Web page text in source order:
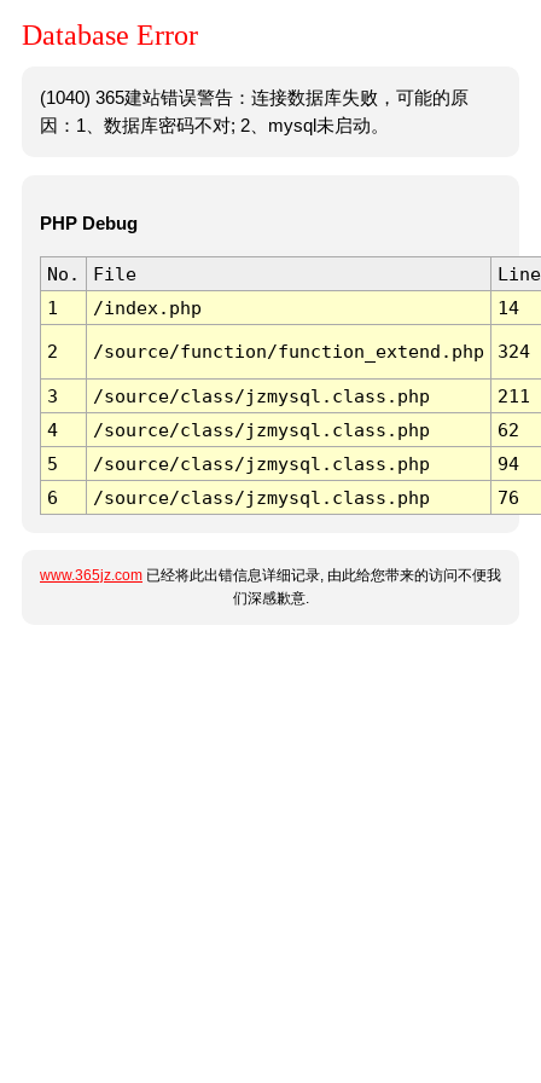
Database Error
(1040) 365建站错误警告：连接数据库失败，可能的原
因：1、数据库密码不对; 2、mysql未启动。
PHP Debug
No. File
Line
1
/index.php 14
2 /source/function/function_extend.php 324
3 /source/class/jzmysql.class.php
211
4
/source/class/jzmysql.class.php
62
5
/source/class/jzmysql.class.php
94
6
/source/class/jzmysql.class.php 76
www.365jz.com 已经将此出错信息详细记录, 由此给您带来的访问不便我
们深感歉意.